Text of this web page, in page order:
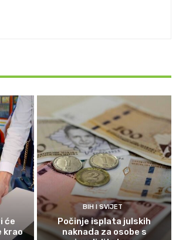
će
krao
BIH I SVIJET
Počinje isplata julskih
naknada za osobe s